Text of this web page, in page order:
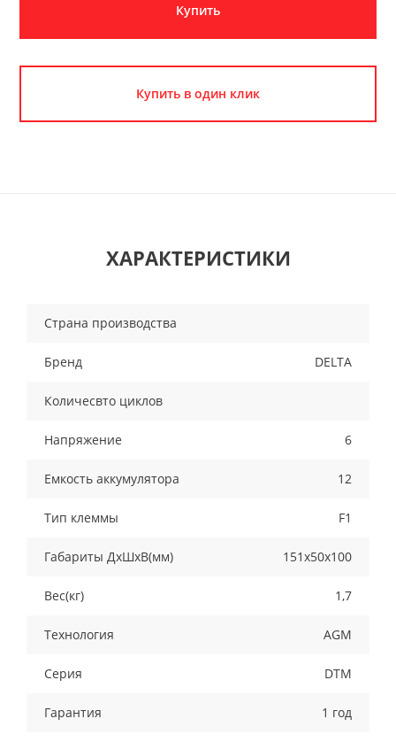
Купить
Купить в один клик
ХАРАКТЕРИСТИКИ
Страна производства
Бренд DELTA
Количесвто циклов
Напряжение 6
Емкость аккумулятора 12
Тип клеммы F1
Габариты ДхШхВ(мм) 151х50х100
Вес(кг) 1,7
Технология AGM
Серия DTM
Гарантия 1 год